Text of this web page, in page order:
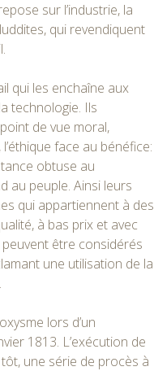
sur l’industrie, la
qui revendiquent
qui les enchaîne aux
technologie. Ils
de vue moral,
face au bénéfice:
obtuse au
au peuple. Ainsi leurs
qui appartiennent à des
à bas prix et avec
être considérés
une utilisation de la
lors d’un
1813. L’exécution de
une série de procès à